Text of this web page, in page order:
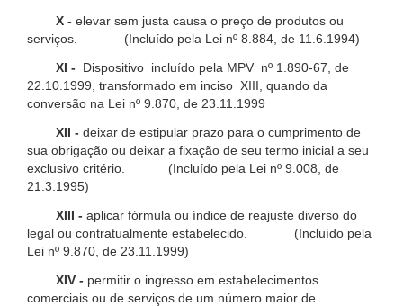
X - elevar sem justa causa o preço de produtos ou
serviços. (Incluído pela Lei nº 8.884, de 11.6.1994)
XI -
Dispositivo incluído pela MPV nº 1.890-67, de
22.10.1999, transformado em inciso XIII, quando da
conversão na Lei nº 9.870, de 23.11.1999
XII - deixar de estipular prazo para o cumprimento de
sua obrigação ou deixar a fixação de seu termo inicial a seu
exclusivo critério. (Incluído pela Lei nº 9.008, de
21.3.1995)
XIII - aplicar fórmula ou índice de reajuste diverso do
legal ou contratualmente estabelecido. (Incluído pela
Lei nº 9.870, de 23.11.1999)
XIV - permitir o ingresso em estabelecimentos
comerciais ou de serviços de um número maior de